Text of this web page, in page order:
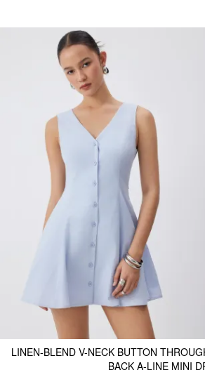
LINEN-BLEND V-NECK BUTTON
BACK A-LINE MINI